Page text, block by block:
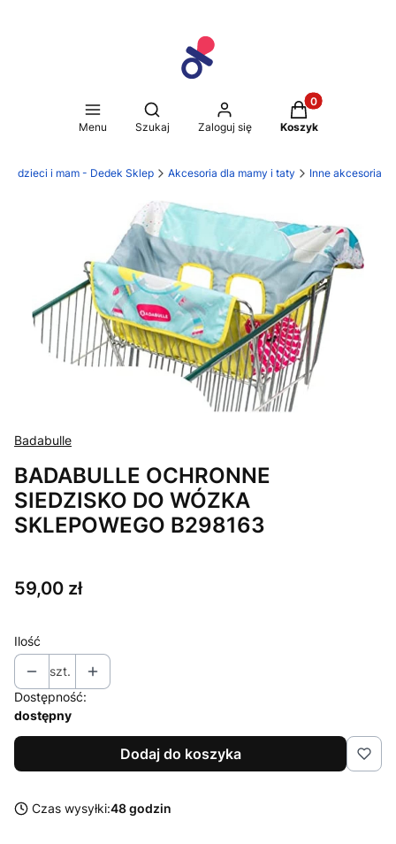
Menu
Otwórz wyszukiwarkę
Szukaj Zaloguj się
Produkty w
Koszyk
dzieci i mam - Dedek Sklep Akcesoria dla mamy i taty Inne akcesoria
Badabulle
BADABULLE OCHRONNE
SIEDZISKO DO WÓZKA
SKLEPOWEGO B298163
Cena
59,00 zł
Ilość
szt.
Dostępność:
dostępny
Dodaj do koszyka
Czas wysyłki:48 godzin